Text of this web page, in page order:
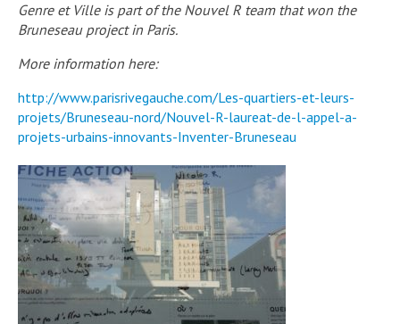
Genre et Ville is part of the Nouvel R team that won the
Bruneseau project in Paris.
More information here:
http://www.parisrivegauche.com/Les-quartiers-et-leurs-
projets/Bruneseau-nord/Nouvel-R-laureat-de-l-appel-a-
projets-urbains-innovants-Inventer-Bruneseau